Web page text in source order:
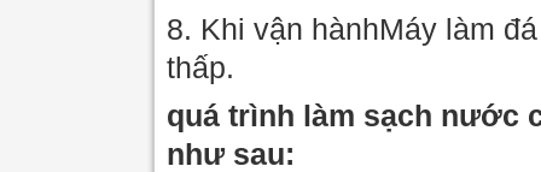
8. Khi vận hànhMáy làm
thấp.
quá trình làm sạch nước
như sau: